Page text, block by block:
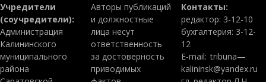
Учредители
(соучредители):
Администрация
Калининского
муниципального
района
Авторы публикаций
и должностные
лица несут
ответственность
за достоверность
приводимых
Контакты:
редактор: 3-12-10
бухгалтерия: 3-12-
12
E-mail: tribuna—
kalininsk@yandex.ru